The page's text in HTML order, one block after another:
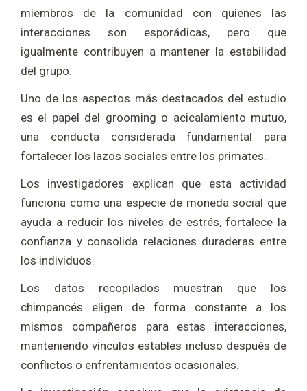
miembros de la comunidad con quienes las
interacciones son esporádicas, pero que
igualmente contribuyen a mantener la estabilidad
del grupo.
Uno de los aspectos más destacados del estudio
es el papel del grooming o acicalamiento mutuo,
una conducta considerada fundamental para
fortalecer los lazos sociales entre los primates.
Los investigadores explican que esta actividad
funciona como una especie de moneda social que
ayuda a reducir los niveles de estrés, fortalece la
confianza y consolida relaciones duraderas entre
los individuos.
Los datos recopilados muestran que los
chimpancés eligen de forma constante a los
mismos compañeros para estas interacciones,
manteniendo vínculos estables incluso después de
conflictos o enfrentamientos ocasionales.